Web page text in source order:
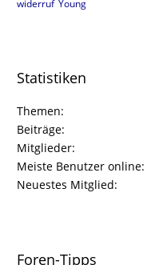
widerruf Young
Statistiken
Themen
Beiträge
Mitglieder
Meiste Benutzer online
Neuestes Mitglied
Foren-Tipps